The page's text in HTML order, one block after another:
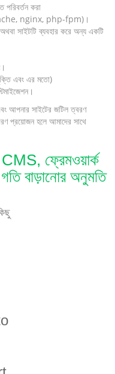
পরিবর্তন করা
(apache, nginx, php-fpm)।
সাইটটি ব্যবহার করে অন্য একটি
এবং এর মতো)
আপনার সাইটের জটিল ত্বরণ
প্রয়োজন হলে আমাদের সাথে
ফ্রেমওয়ার্ক
বাড়ানোর অনুমতি